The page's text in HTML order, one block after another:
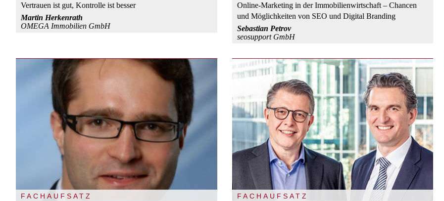
Vertrauen ist gut, Kontrolle ist besser
Martin Herkenrath
OMEGA Immobilien GmbH
Online-Marketing in der Immobilienwirtschaft – Chancen
und Möglichkeiten von SEO und Digital Branding
Sebastian Petrov
seosupport GmbH
FACHAUFSATZ FACHAUFSATZ